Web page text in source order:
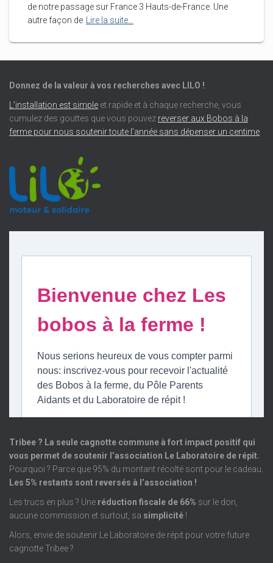
de notre passage sur France 3 Hauts-de-France. Une
autre façon de
Lire la suite…
Donnez de la valeur à vos recherches avec LILO !
L’installation est simple et rapide et à chaque recherche, vous
cumulez des gouttes que vous pouvez reverser aux Bobos à la
ferme pour nous soutenir toute l’année sans dépenser un centime
Tribee ? La seule cagnotte commune à fort impact positif qui
vous permet de soutenir l’association Le Laboratoire de répit.
Pourquoi ? Parce que 95% du montant récolté sont pour le cadeau.
Les 5% restants sont reversés à l’association !
Les trucs en plus ? Une réduction fiscale de 66% sur le don,
aucune commission et surtout, sa simplicité !
Alors, envie de soutenir Le Laboratoire de répit pour votre future
cagnotte Tribee ?